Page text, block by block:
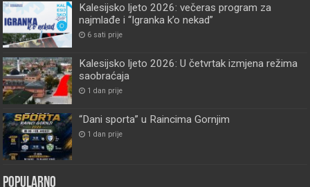
Kalesijsko ljeto 2026: večeras program za
najmlađe i “Igranka k’o nekad”
6 sati prije
Kalesijsko ljeto 2026: U četvrtak izmjena režima
saobraćaja
1 dan prije
“Dani sporta” u Raincima Gornjim
1 dan prije
Popularno